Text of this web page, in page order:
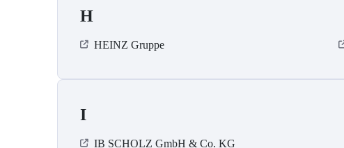
H
HEINZ Gruppe
I
IB SCHOLZ GmbH & Co. KG